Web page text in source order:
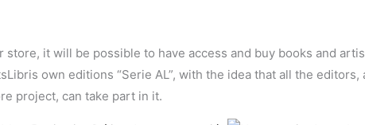
it will be possible to have access and buy books and
own editions “Serie AL”, with the idea that all the
project, can take part in it.